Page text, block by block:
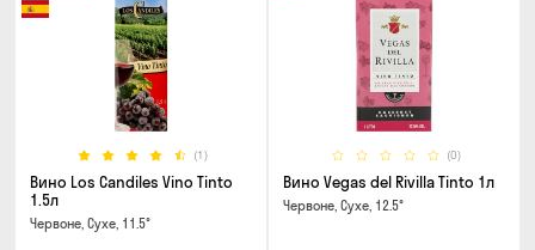
(1)
Вино Los Candiles Vino Tinto
1.5л
Червоне, Сухе, 11.5°
(0)
Вино Vegas del Rivilla Tinto 1л
Червоне, Сухе, 12.5°